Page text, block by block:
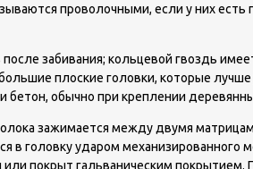
проволочными, если у них есть
забивания; кольцевой гвоздь
плоские головки, которые
обычно при креплении
зажимается между двумя
головку ударом механизированного
покрыт гальваническим